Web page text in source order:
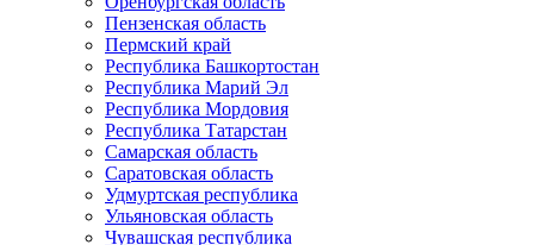
Пензенская область
Пермский край
Республика Башкортостан
Республика Марий Эл
Республика Мордовия
Республика Татарстан
Самарская область
Саратовская область
Удмуртская республика
Ульяновская область
Чувашская республика